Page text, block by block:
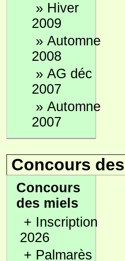
» Hiver
2009
» Automne
2008
» AG déc
2007
» Automne
2007
Concours
Concours
des miels
+ Inscription
2026
+ Palmarès